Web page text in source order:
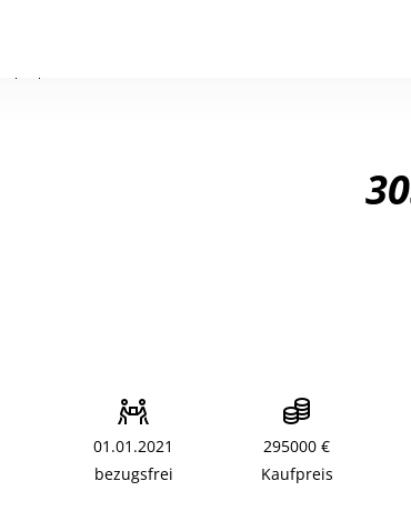
01.01.2021
bezugsfrei
295000 €
Kaufpreis